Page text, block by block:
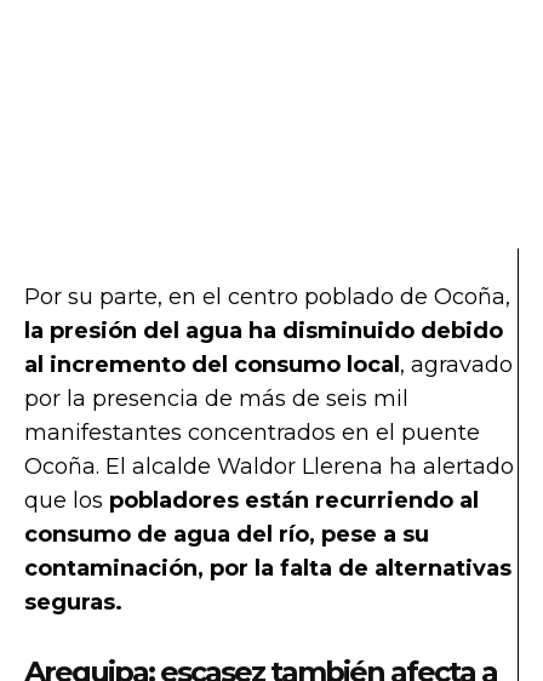
Por su parte, en el centro poblado de Ocoña,
la presión del agua ha disminuido debido
al incremento del consumo local , agravado
por la presencia de más de seis mil
manifestantes concentrados en el puente
Ocoña. El alcalde Waldor Llerena ha alertado
que los pobladores están recurriendo al
consumo de agua del río, pese a su
contaminación, por la falta de alternativas
seguras.
Arequipa: escasez también afecta a